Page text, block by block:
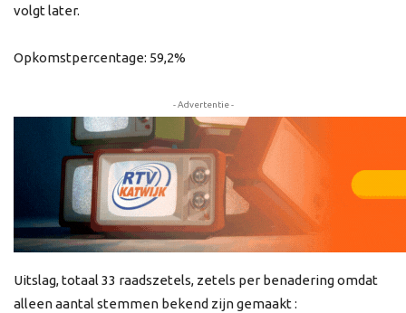
volgt later.
Opkomstpercentage: 59,2%
- Advertentie -
Uitslag, totaal 33 raadszetels, zetels per benadering omdat
alleen aantal stemmen bekend zijn gemaakt :